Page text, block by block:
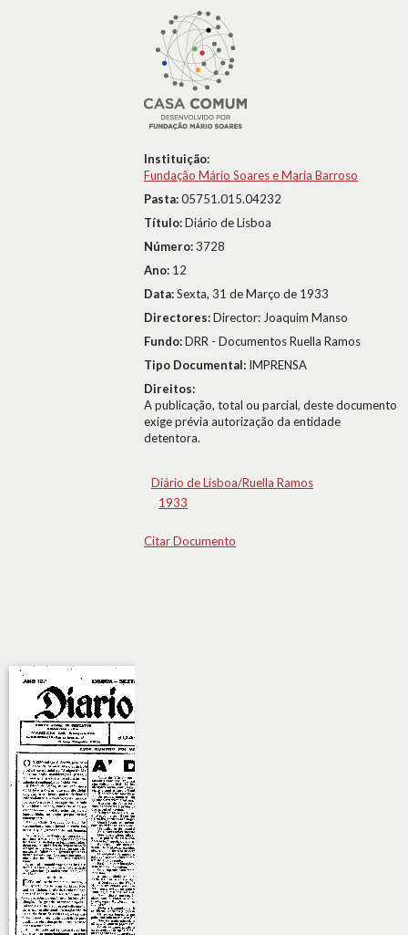
Instituição:
Fundação Mário Soares e Maria Barroso
Pasta:05751.015.04232
Título:Diário de Lisboa
Número:3728
Ano: 12
Data:Sexta, 31 de Março de 1933
Directores:Director: Joaquim Manso
Fundo:DRR - Documentos Ruella Ramos
Tipo Documental: IMPRENSA
Direitos:
A publicação, total ou parcial, deste documento
exige prévia autorização da entidade
detentora.
Diário de Lisboa/Ruella Ramos
1933
Citar Documento